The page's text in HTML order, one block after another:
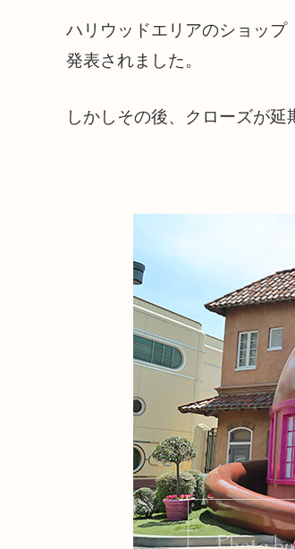
ハリウッドエリアのショップ
発表されました。
しかしその後、クローズが延